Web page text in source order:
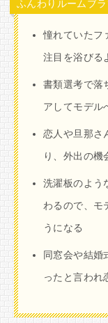
ふんわりルームブ
憧れていたフ
注目を浴びる
書類選考で落
アしてモデル
恋人や旦那さ
り、外出の機
洗濯板のよう
わるので、モ
うになる
同窓会や結婚
ったと言われ